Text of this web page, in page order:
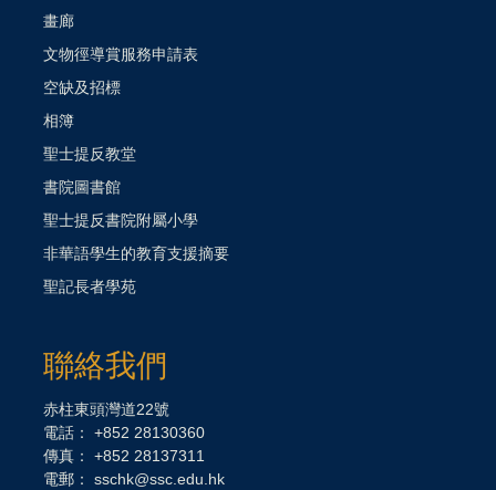
畫廊
文物徑導賞服務申請表
空缺及招標
相簿
聖士提反教堂
書院圖書館
聖士提反書院附屬小學
非華語學生的教育支援摘要
聖記長者學苑
聯絡我們
赤柱東頭灣道22號
電話： +852 28130360
傳真： +852 28137311
電郵： sschk@ssc.edu.hk